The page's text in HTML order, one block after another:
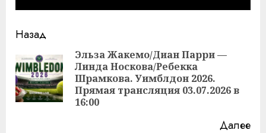
Продолжить
чтение
Назад
Эльза Жакемо/Диан Парри —
Линда Носкова/Ребекка
Шрамкова. Уимблдон 2026.
Прямая трансляция 03.07.2026 в
16:00
Далее